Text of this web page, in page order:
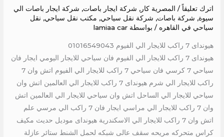
اترك تعليقاً / المصرية كار, شركة ايجار باصات, شركة ايجار باصات الي
سيوة, شركة باصات, شركة نقل سياحي, مكتب نقل سياحي, نقل
سياحي في القاهره / بواسطة lamiaa car
هيونداى 7 راكب للايجار الي الفيوم 01016549043
هيونداى 7 راكب للايجار الي الفيوم فان سياحي للايجار اليومي ايجار فان
سياحي 7 كرسي فان سياحي 7 راكب للايجار الي الفيوم اتش وان 7
راكب للايجار الي شرم هيونداى 7 راكب للايجار الي العالمين اتش وان
سياحي للايجار الي الساحل اتش وان سياحي للايجار الي العالمين اتش
وان 7 راكب للايجار الي مراسي ايجار فان 7 راكب الي مرسي علم
اتش وان 7 راكب للايجار الي الاسكندرية هيونداى موديل حديث مكيف
كراس متحركه مريحه سقف عالى شبكه لحمل الشنط ستائر عازلة